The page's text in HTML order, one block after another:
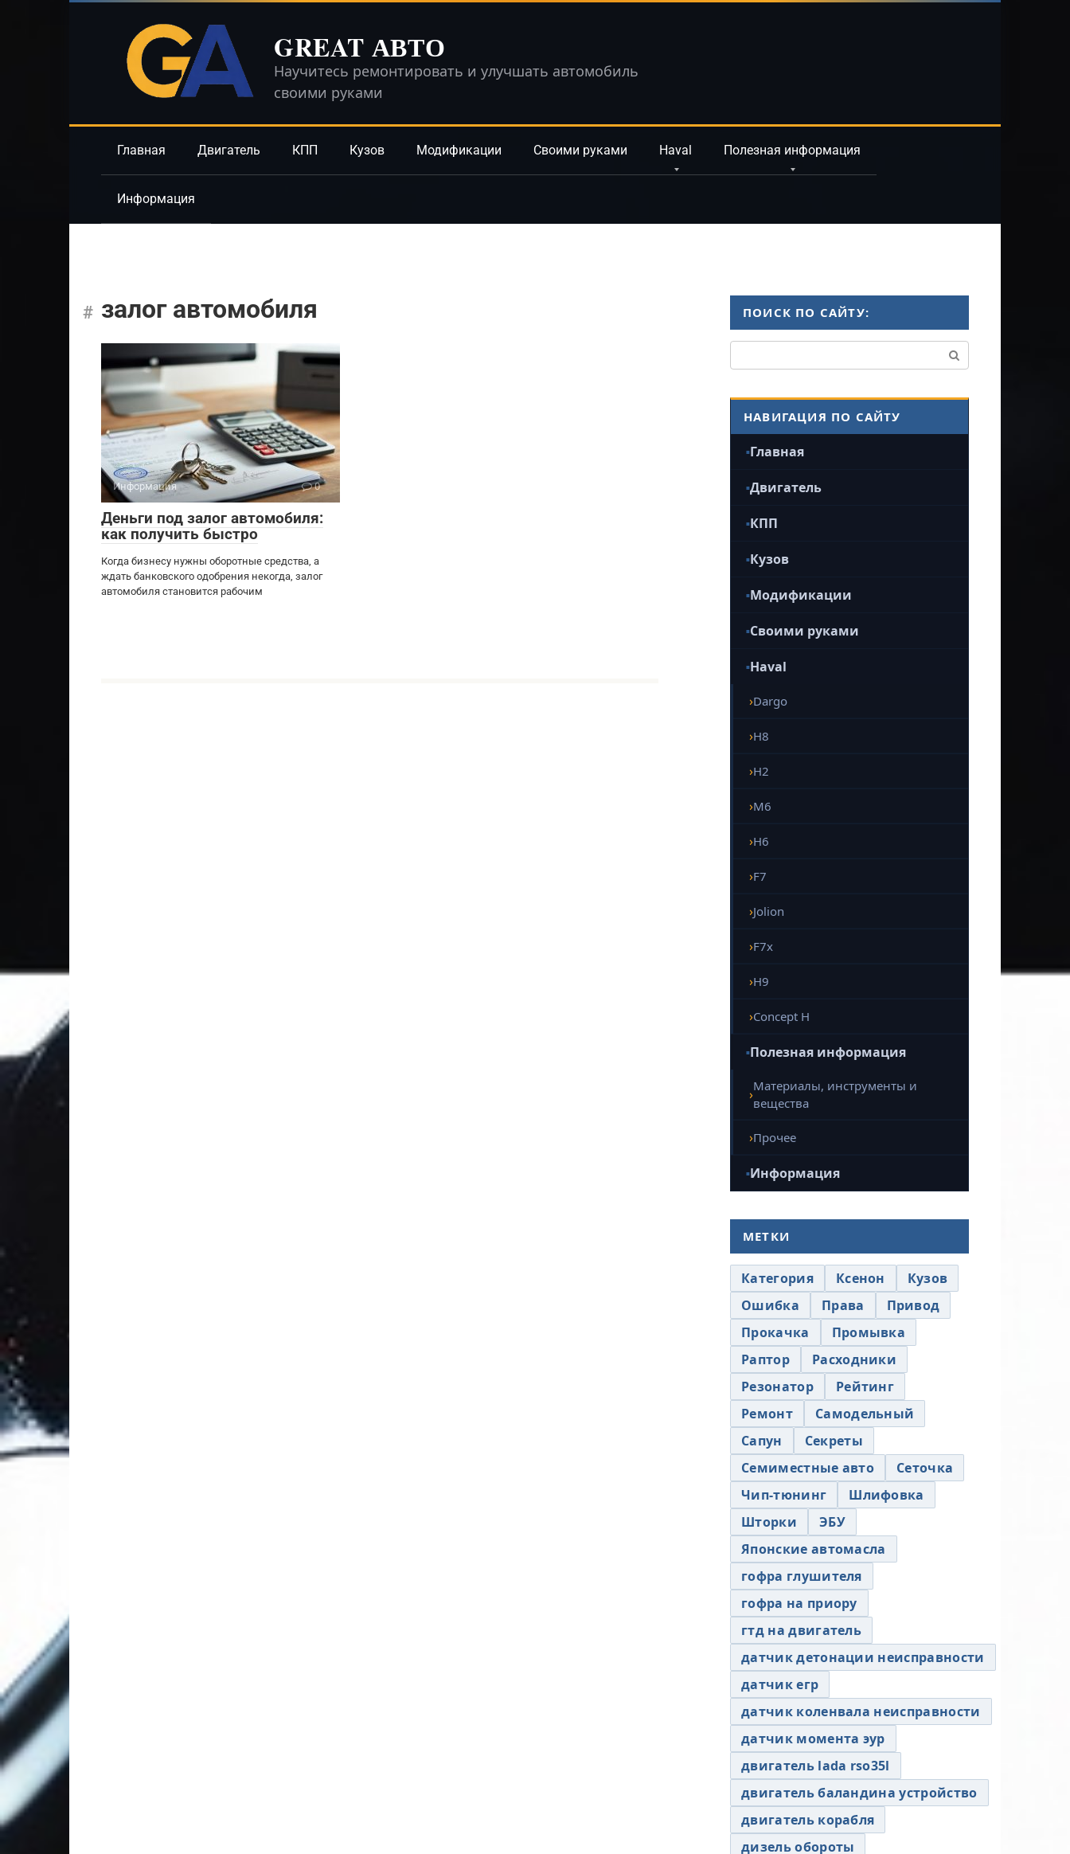
GREAT АВТО
Научитесь ремонтировать и улучшать автомобиль
своими руками
Главная Двигатель КПП Кузов Модификации Своими руками Haval Полезная информация
Информация
залог автомобиля
Информация 0
Деньги под залог автомобиля:
как получить быстро
Когда бизнесу нужны оборотные средства, а
ждать банковского одобрения некогда, залог
автомобиля становится рабочим
ПОИСК ПО САЙТУ:
НАВИГАЦИЯ ПО САЙТУ
Главная
Двигатель
КПП
Кузов
Модификации
Своими руками
Haval
Dargo
H8
H2
M6
H6
F7
Jolion
F7x
H9
Concept H
Полезная информация
Материалы, инструменты и
вещества
Прочее
Информация
МЕТКИ
Категория Ксенон
Кузов
Ошибка
Права
Привод
Прокачка
Промывка
Раптор
Расходники
Резонатор
Рейтинг
Ремонт
Самодельный
Сапун
Секреты
Семиместные авто
Сеточка
Чип-тюнинг
Шлифовка
Шторки
ЭБУ
Японские автомасла
гофра глушителя
гофра на приору
гтд на двигатель
датчик детонации неисправности
датчик егр
датчик коленвала неисправности
датчик момента эур
двигатель lada rso35l
двигатель баландина устройство
двигатель корабля
дизель обороты